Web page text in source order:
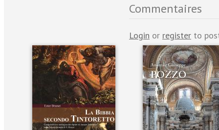
Commentaires
Login or register to